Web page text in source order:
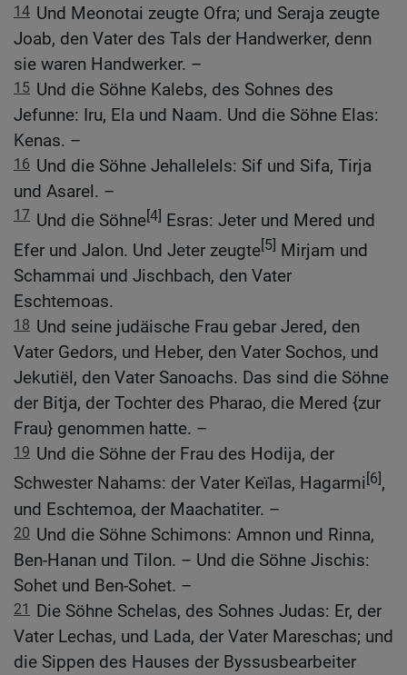
14 Und Meonotai zeugte Ofra; und Seraja zeugte
Joab, den Vater des Tals der Handwerker, denn
sie waren Handwerker. –
15 Und die Söhne Kalebs, des Sohnes des
Jefunne: Iru, Ela und Naam. Und die Söhne Elas:
Kenas. –
16 Und die Söhne Jehallelels: Sif und Sifa, Tirja
und Asarel. –
17 Und die Söhne[4] Esras: Jeter und Mered und
Efer und Jalon. Und Jeter zeugte[5] Mirjam und
Schammai und Jischbach, den Vater
Eschtemoas.
18 Und seine judäische Frau gebar Jered, den
Vater Gedors, und Heber, den Vater Sochos, und
Jekutiël, den Vater Sanoachs. Das sind die Söhne
der Bitja, der Tochter des Pharao, die Mered {zur
Frau} genommen hatte. –
19 Und die Söhne der Frau des Hodija, der
Schwester Nahams: der Vater Keïlas, Hagarmi[6],
und Eschtemoa, der Maachatiter. –
20 Und die Söhne Schimons: Amnon und Rinna,
Ben-Hanan und Tilon. – Und die Söhne Jischis:
Sohet und Ben-Sohet. –
21 Die Söhne Schelas, des Sohnes Judas: Er, der
Vater Lechas, und Lada, der Vater Mareschas; und
die Sippen des Hauses der Byssusbearbeiter